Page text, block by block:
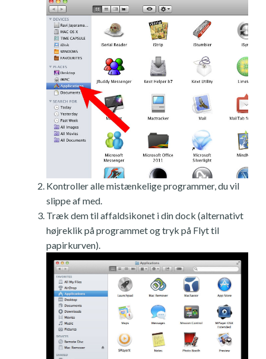
Kontroller alle mistænkelige programmer, du vil
slippe af med.
Træk dem til affaldsikonet i din dock (alternativt
højreklik på programmet og tryk på Flyt til
papirkurven).